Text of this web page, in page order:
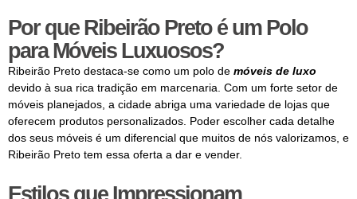
Por que Ribeirão Preto é um Polo
para Móveis Luxuosos?
Ribeirão Preto destaca-se como um polo de móveis de luxo
devido à sua rica tradição em marcenaria. Com um forte setor de
móveis planejados, a cidade abriga uma variedade de lojas que
oferecem produtos personalizados. Poder escolher cada detalhe
dos seus móveis é um diferencial que muitos de nós valorizamos, e
Ribeirão Preto tem essa oferta a dar e vender.
Estilos que Impressionam